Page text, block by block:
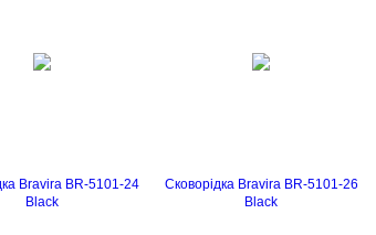
Bravira BR-5101-24
Black
Сковорідка Bravira BR-5101-26
Black